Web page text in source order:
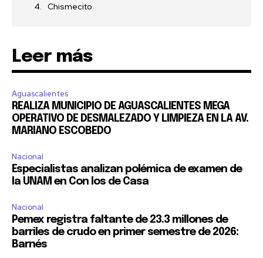
Chismecito
Leer más
Aguascalientes
REALIZA MUNICIPIO DE AGUASCALIENTES MEGA
OPERATIVO DE DESMALEZADO Y LIMPIEZA EN LA AV.
MARIANO ESCOBEDO
Nacional
Especialistas analizan polémica de examen de
la UNAM en Con los de Casa
Nacional
Pemex registra faltante de 23.3 millones de
barriles de crudo en primer semestre de 2026:
Barnés